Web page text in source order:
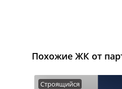
Похожие ЖК от
Строящийся